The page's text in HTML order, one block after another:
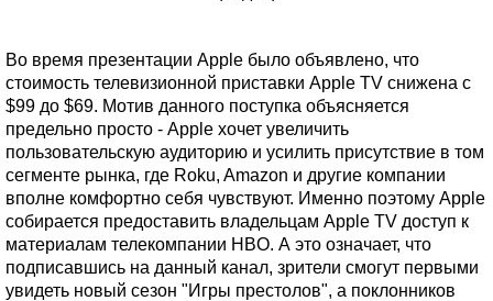
Во время презентации Apple было объявлено, что
стоимость телевизионной приставки Apple TV снижена с
$99 до $69. Мотив данного поступка объясняется
предельно просто - Apple хочет увеличить
пользовательскую аудиторию и усилить присутствие в том
сегменте рынка, где Roku, Amazon и другие компании
вполне комфортно себя чувствуют. Именно поэтому Apple
собирается предоставить владельцам Apple TV доступ к
материалам телекомпании HBO. А это означает, что
подписавшись на данный канал, зрители смогут первыми
увидеть новый сезон "Игры престолов", а поклонников